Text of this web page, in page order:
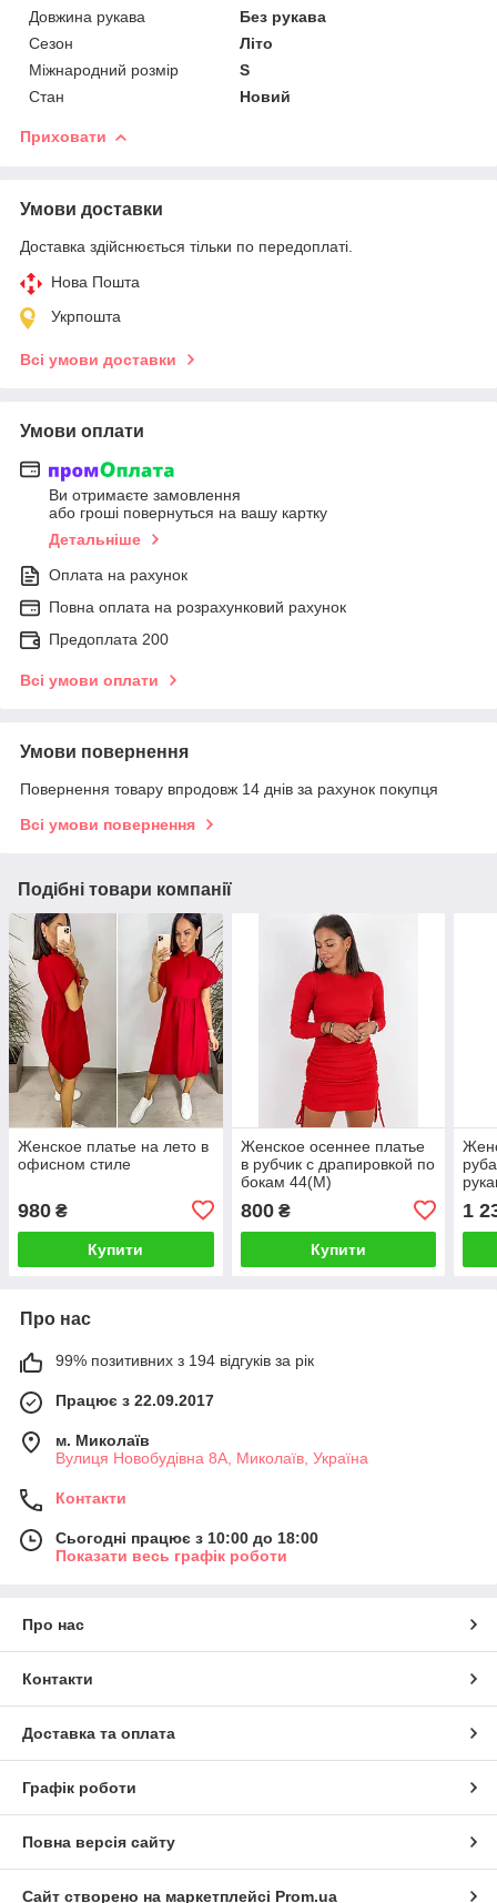
Довжина рукава
Без рукава
Сезон
Літо
Міжнародний розмір
S
Стан
Новий
Приховати
Умови доставки
Доставка здійснюється тільки по передоплаті.
Нова Пошта
Укрпошта
Всі умови доставки
Умови оплати
Ви отримаєте замовлення
або гроші повернуться на вашу картку
Детальніше
Оплата на рахунок
Повна оплата на розрахунковий рахунок
Предоплата 200
Всі умови оплати
Умови повернення
Повернення товару впродовж 14 днів за рахунок покупця
Всі умови повернення
Подібні товари компанії
Женское платье на лето в
офисном стиле
980 ₴
Купити
Женское осеннее платье
в рубчик с драпировкой по
бокам 44(М)
800₴
Купити
1
Про нас
99% позитивних з 194 відгуків за рік
Працює з 22.09.2017
м. Миколаїв
Вулиця Новобудівна 8А, Миколаїв, Україна
Контакти
Сьогодні працює з 10:00 до 18:00
Показати весь графік роботи
Про нас
Контакти
Доставка та оплата
Графік роботи
Повна версія сайту
Сайт створено на маркетплейсі Prom.ua